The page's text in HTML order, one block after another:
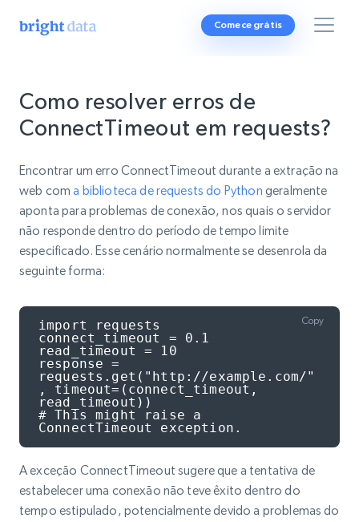
Comece grátis
Como resolver erros de
ConnectTimeout em requests?
Encontrar um erro ConnectTimeout durante a extração na
web coma biblioteca de requests do Python geralmente
aponta para problemas de conexão, nos quais o servidor
não responde dentro do período de tempo limite
especificado. Esse cenário normalmente se desenrola da
seguinte forma:
import requests
connect_timeout = 0.1
read_timeout = 10
response =
requests.get("http://example.com/"
, timeout=(connect_timeout,
read_timeout))
# This might raise a
ConnectTimeout exception.
Copy
A exceção ConnectTimeout sugere que a tentativa de
estabelecer uma conexão não teve êxito dentro do
tempo estipulado, potencialmente devido a problemas do